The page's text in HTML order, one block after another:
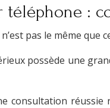
:
pas le même
possède une
consultation